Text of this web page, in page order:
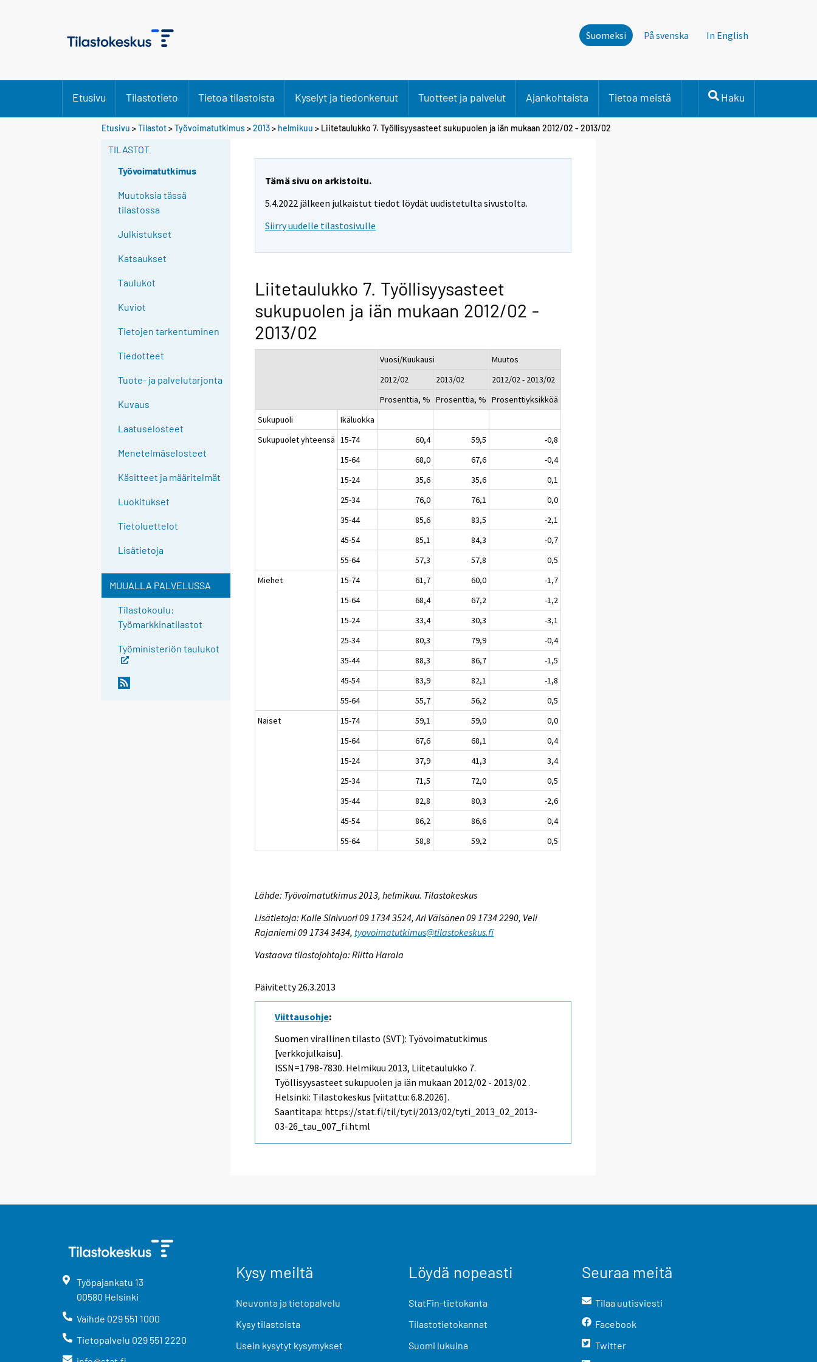
Suomeksi På svenska In English
Etusivu Tilastotieto Tietoa tilastoista Kyselyt ja tiedonkeruut Tuotteet ja palvelut Ajankohtaista Tietoa meistä Haku
Etusivu >Tilastot>Työvoimatutkimus>2013> helmikuu > Liitetaulukko 7. Työllisyysasteet sukupuolen ja iän mukaan 2012/02 - 2013/02
TILASTOT
Työvoimatutkimus
Muutoksia tässä
tilastossa
Julkistukset
Katsaukset
Taulukot
Kuviot
Tietojen tarkentuminen
Tiedotteet
Tuote- ja palvelutarjonta
Kuvaus
Laatuselosteet
Menetelmäselosteet
Käsitteet ja määritelmät
Luokitukset
Tietoluettelot
Lisätietoja
MUUALLA PALVELUSSA
Tilastokoulu:
Työmarkkinatilastot
Työministeriön taulukot
Tämä sivu on arkistoitu.
5.4.2022 jälkeen julkaistut tiedot löydät uudistetulta sivustolta.
Siirry uudelle tilastosivulle
Liitetaulukko 7. Työllisyysasteet
sukupuolen ja iän mukaan 2012/02 -
2013/02
Vuosi/Kuukausi
Muutos
2012/02
2013/02
2012/02 - 2013/02
Prosenttia, % Prosenttia, % Prosenttiyksikköä
Sukupuoli
Ikäluokka
Sukupuolet yhteensä 15-74 60,4 59,5
-0,8
15-64
68,0 67,6
-0,4
15-24
35,6 35,6
0,1
25-34
76,0 76,1
0,0
35-44
85,6 83,5
-2,1
45-54
85,1 84,3
-0,7
55-64
57,3 57,8
0,5
Miehet
15-74 61,7 60,0
-1,7
15-64
68,4 67,2
-1,2
15-24
33,4 30,3
-3,1
25-34
80,3 79,9
-0,4
35-44
88,3 86,7
-1,5
45-54
83,9 82,1
-1,8
55-64
55,7 56,2
0,5
Naiset
15-74 59,1 59,0
0,0
15-64
67,6 68,1
0,4
15-24
37,9 41,3
3,4
25-34
71,5 72,0
0,5
35-44
82,8 80,3
-2,6
45-54
86,2 86,6
0,4
55-64
58,8 59,2 0,5
Lähde: Työvoimatutkimus 2013, helmikuu. Tilastokeskus
Lisätietoja: Kalle Sinivuori 09 1734 3524, Ari Väisänen 09 1734 2290, Veli
Rajaniemi 09 1734 3434, tyovoimatutkimus@tilastokeskus.fi
Vastaava tilastojohtaja: Riitta Harala
Päivitetty 26.3.2013
Viittausohje:
Suomen virallinen tilasto (SVT): Työvoimatutkimus
[verkkojulkaisu].
ISSN=1798-7830. Helmikuu 2013, Liitetaulukko 7.
Työllisyysasteet sukupuolen ja iän mukaan 2012/02 - 2013/02 .
Helsinki: Tilastokeskus [viitattu: 6.8.2026].
Saantitapa: https://stat.fi/til/tyti/2013/02/tyti_2013_02_2013-
03-26_tau_007_fi.html
Työpajankatu 13
00580 Helsinki
Vaihde 029 551 1000
Tietopalvelu 029 551 2220
Kysy meiltä
Neuvonta ja tietopalvelu
Kysy tilastoista
Usein kysytyt kysymykset
Löydä nopeasti
StatFin-tietokanta
Tilastotietokannat
Suomi lukuina
Seuraa meitä
Tilaa uutisviesti
Facebook
Twitter